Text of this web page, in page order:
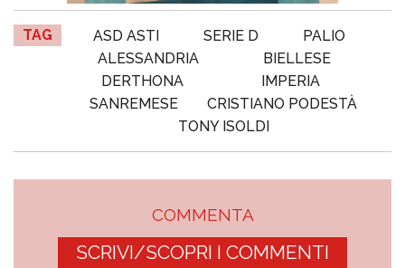
TAG ASD ASTI SERIE D
PALIO
ALESSANDRIA
BIELLESE
DERTHONA
IMPERIA
SANREMESE
CRISTIANO PODESTÀ
TONY ISOLDI
COMMENTA
SCRIVI/SCOPRI I COMMENTI